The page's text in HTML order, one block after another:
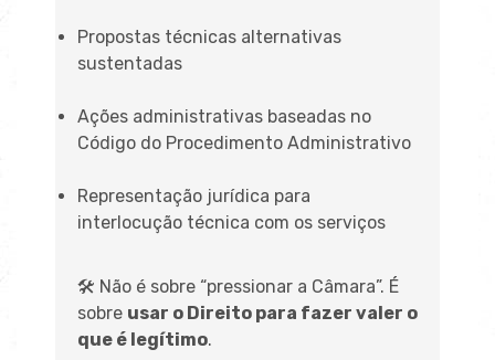
Propostas técnicas alternativas
sustentadas
Ações administrativas baseadas no
Código do Procedimento Administrativo
Representação jurídica para
interlocução técnica com os serviços
🛠️ Não é sobre “pressionar a Câmara”. É
sobre usar o Direito para fazer valer o
que é legítimo.